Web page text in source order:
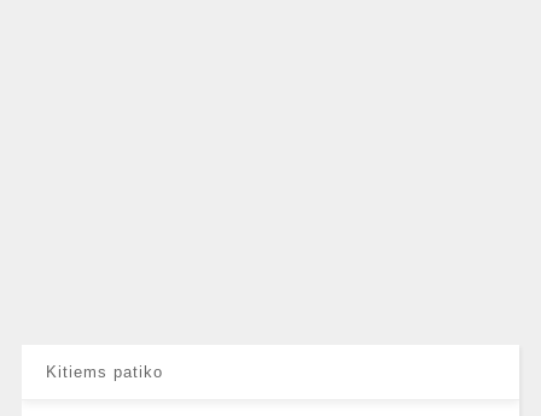
Kitiems patiko